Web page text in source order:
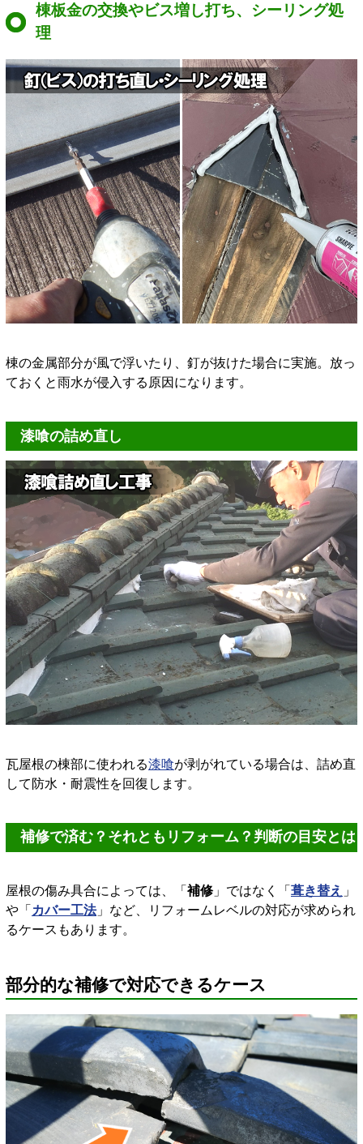
棟板金の交換やビス増し打ち、シーリング処
理
棟の金属部分が風で浮いたり、釘が抜けた場合に実施。放っ
ておくと雨水が侵入する原因になります。
漆喰の詰め直し
瓦屋根の棟部に使われる漆喰が剥がれている場合は、詰め直
して防水・耐震性を回復します。
補修で済む？それともリフォーム？判断の目安とは
屋根の傷み具合によっては、「 補修 」ではなく「 葺き替え 」
や「 カバー工法」など、リフォームレベルの対応が求められ
るケースもあります。
部分的な補修で対応できるケース